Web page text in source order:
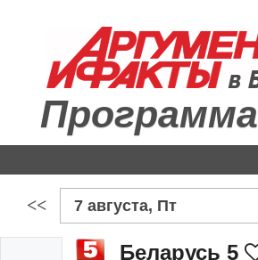
Программа
<< 7 августа, Пт
Беларусь 5